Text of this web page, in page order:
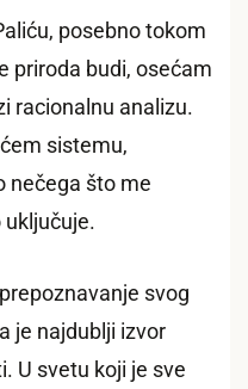
posebno tokom
priroda budi, osećam
racionalnu analizu.
sistemu,
nečega što me
svog
je najdublji izvor
U svetu koji je sve